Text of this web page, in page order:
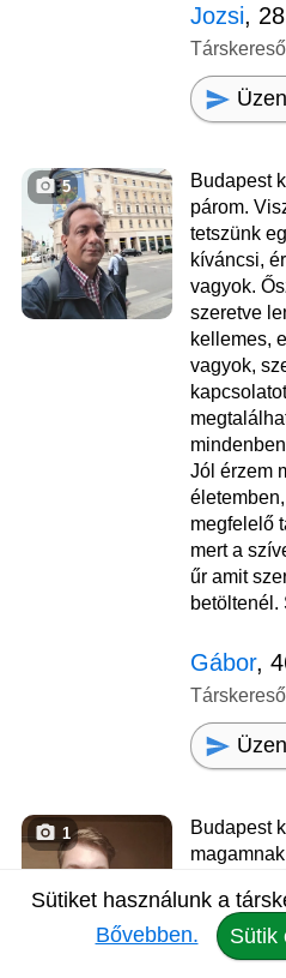
Jozsi, 28
5
Budapest
párom.
tetszünk
kíváncsi,
vagyok.
szeretve
kellemes,
vagyok,
Jól érzem
megfelelő
mert a
űr amit
betöltenél.
Gábor,
1
Budapest
dolgok jó
Kedves,
Sütiket használunk a
Bővebben.
Sütik